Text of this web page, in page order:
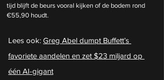
tijd blijft de beurs vooral kijken of de bodem rond
€55,90 houdt.
Lees ook: Greg Abel dumpt Buffett’s
favoriete aandelen en zet $23 miljard op
één AI-gigant